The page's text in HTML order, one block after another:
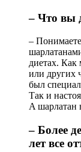
– Что вы
–
диетах.
или других
был
Так и
А шарлатан
– Более
лет все